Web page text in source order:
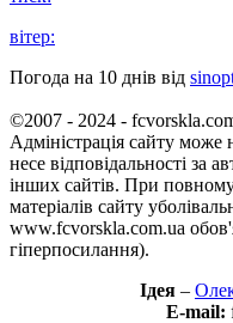
вітер:
Погода на 10 днів від
©2007 - 2024 -
Адміністрація сайту може
несе відповідальності за
інших сайтів. При
матеріалів сайту
www.fcvorskla.com.ua
гіперпосилання).
Ідея –
E-mail: